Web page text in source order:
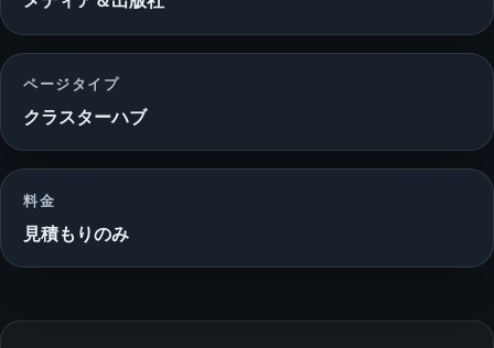
ページタイプ
クラスターハブ
料金
見積もりのみ